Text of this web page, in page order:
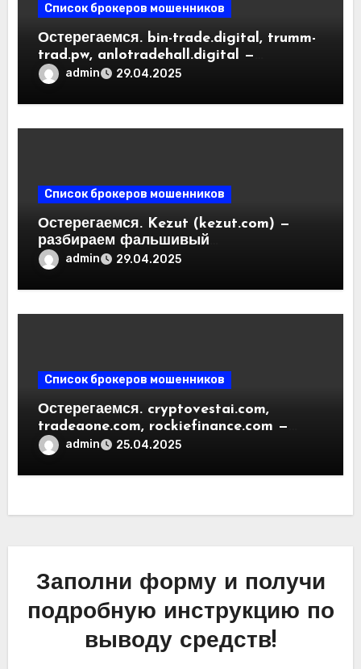
Список брокеров мошенников
Остерегаемся. bin-trade.digital, trumm-
trad.pw, anlotradehall.digital —
разоблачение фальшивых
криптобирж. Как вернуть деньги.
Отзывы пользователей
admin 29.04.2025
Список брокеров мошенников
Остерегаемся. Kezut (kezut.com) —
разбираем фальшивый
криптовалютный обменник. Как
вернуть деньги. Отзывы
пользователей
admin 29.04.2025
Список брокеров мошенников
Остерегаемся. cryptovestai.com,
tradeaone.com, rockiefinance.com —
обзор новых платформ для
трейдинга. Отзывы пользователей
admin 25.04.2025
Заполни форму и получи
подробную инструкцию по
выводу средств!